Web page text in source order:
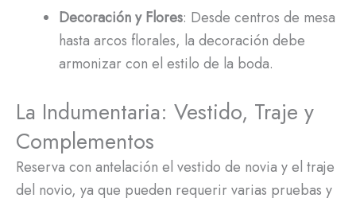
Decoración y Flores: Desde centros de mesa
hasta arcos florales, la decoración debe
armonizar con el estilo de la boda.
La Indumentaria: Vestido, Traje y
Complementos
Reserva con antelación el vestido de novia y el traje
del novio, ya que pueden requerir varias pruebas y